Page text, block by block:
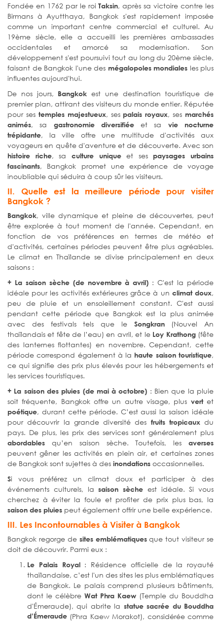
Fondée en 1762 par le roiTaksin, après sa victoire contre les
Birmans à Ayutthaya, Bangkok s'est rapidement imposée
comme un important centre commercial et culturel. Au
19ème siècle, elle a accueilli les premières ambassades
occidentales et amorcé sa modernisation. Son
développement s'est poursuivi tout au long du 20ème siècle,
faisant de Bangkok l'une des mégalopoles mondiales les plus
influentes aujourd'hui.
De nos jours, Bangkok est une destination touristique de
premier plan, attirant des visiteurs du monde entier. Réputée
pour ses temples majestueux, ses palais royaux, ses marchés
animés, sa gastronomie diversifiéeet sa vie nocturne
trépidante, la ville offre une multitude d'activités aux
voyageurs en quête d'aventure et de découverte. Avec son
histoire riche, sa culture uniqueet ses paysages urbains
fascinants, Bangkok promet une expérience de voyage
inoubliable qui séduira à coup sûr les visiteurs.
II. Quelle est la meilleure période pour visiter
Bangkok ?
Bangkok, ville dynamique et pleine de découvertes, peut
être explorée à tout moment de l'année. Cependant, en
fonction de vos préférences en termes de météo et
d'activités, certaines périodes peuvent être plus agréables.
Le climat en Thaïlande se divise principalement en deux
saisons :
+ La saison sèche (de novembre à avril) : C'est la période
idéale pour les activités extérieures grâce à un climat doux,
peu de pluie et un ensoleillement constant. C'est aussi
pendant cette période que Bangkok est la plus animée
avec des festivals tels que le Songkran(Nouvel An
thaïlandais et fête de l’eau) en avril, et le Loy Krathong(fête
des lanternes flottantes) en novembre. Cependant, cette
période correspond également à la haute saison touristique,
ce qui signifie des prix plus élevés pour les hébergements et
les services touristiques.
+ La saison des pluies (de mai à octobre) : Bien que la pluie
soit fréquente, Bangkok offre un autre visage, plus vertet
poétique, durant cette période. C’est aussi la saison idéale
pour découvrir la grande diversité des fruits tropicauxdu
pays. De plus, les prix des services sont généralement plus
abordables qu’en saison sèche. Toutefois, les averses
peuvent gêner les activités en plein air, et certaines zones
de Bangkok sont sujettes à des inondations occasionnelles.
Si vous préférez un climat doux et participer à des
événements culturels, lasaison sèche est idéale. Si vous
cherchez à éviter la foule et profiter de prix plus bas, la
saison des pluies peut également offrir une belle expérience.
III. Les Incontournables à Visiter à Bangkok
Bangkok regorge de sites emblématiquesque tout visiteur se
doit de découvrir. Parmi eux :
Le Palais Royal: Résidence officielle de la royauté
thaïlandaise, c’est l'un des sites les plus emblématiques
de Bangkok. Le palais comprend plusieurs bâtiments,
dont le célèbre Wat Phra Kaew (Temple du Bouddha
d'Émeraude), qui abrite la statue sacrée du Bouddha
d’Émeraude (Phra Kaew Morakot), considérée comme